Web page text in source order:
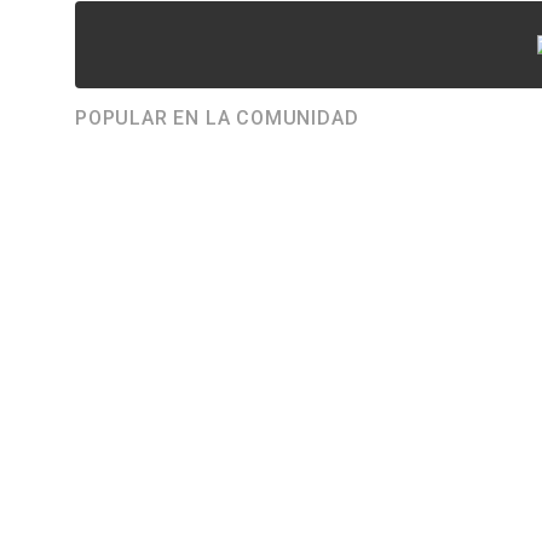
POPULAR EN LA COMUNIDAD